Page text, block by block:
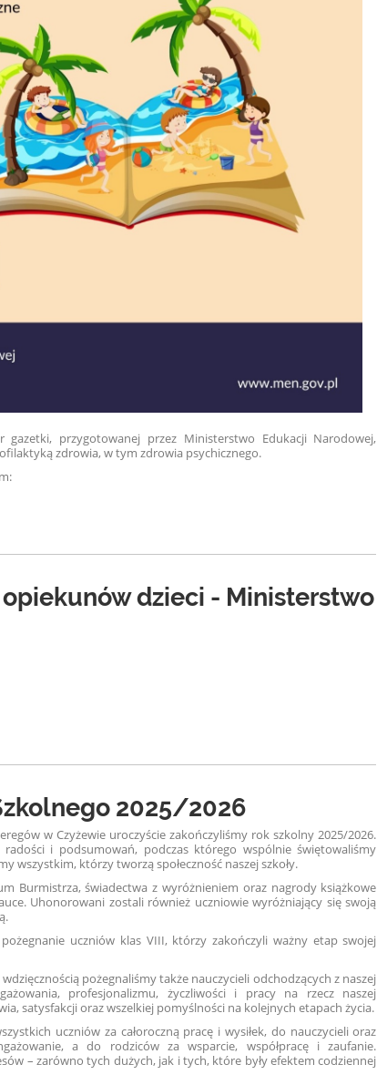
przygotowanej przez Ministerstwo Edukacji Narodowej,
zdrowia, w tym zdrowia psychicznego.
dzieci - Ministerstwo
2025/2026
w Czyżewie uroczyście zakończyliśmy rok szkolny 2025/2026.
i podsumowań, podczas którego wspólnie świętowaliśmy
wszystkim, którzy tworzą społeczność naszej szkoły.
Burmistrza, świadectwa z wyróżnieniem oraz nagrody książkowe
Uhonorowani zostali również uczniowie wyróżniający się swoją
uczniów klas VIII, którzy zakończyli ważny etap swojej
pożegnaliśmy także nauczycieli odchodzących z naszej
profesjonalizmu, życzliwości i pracy na rzecz naszej
satysfakcji oraz wszelkiej pomyślności na kolejnych etapach życia.
uczniów za całoroczną pracę i wysiłek, do nauczycieli oraz
a do rodziców za wsparcie, współpracę i zaufanie.
– zarówno tych dużych, jak i tych, które były efektem codziennej